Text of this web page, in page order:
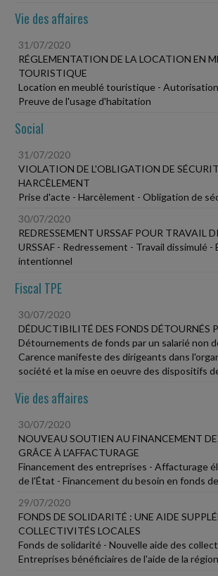
Vie des affaires
31/07/2020
RÉGLEMENTATION DE LA LOCATION EN
TOURISTIQUE
Location en meublé touristique -
Preuve de l'usage d'habitation
Social
31/07/2020
VIOLATION DE L'OBLIGATION DE
HARCÈLEMENT
Prise d'acte - Harcèlement - Obligation de
30/07/2020
REDRESSEMENT URSSAF POUR TRAVAIL
URSSAF - Redressement - Travail dissimulé -
intentionnel
Fiscal TPE
30/07/2020
DÉDUCTIBILITÉ DES FONDS DÉTOURNÉS
Détournements de fonds par un salarié non
Carence manifeste des dirigeants dans
société et la mise en oeuvre des dispositifs
Vie des affaires
30/07/2020
NOUVEAU SOUTIEN AU FINANCEMENT
GRÂCE À L'AFFACTURAGE
Financement des entreprises - Affacturage
de l'État - Financement du besoin en fonds
29/07/2020
FONDS DE SOLIDARITÉ : UNE AIDE
COLLECTIVITÉS LOCALES
Fonds de solidarité - Nouvelle aide des
Entreprises bénéficiaires de l'aide de la région